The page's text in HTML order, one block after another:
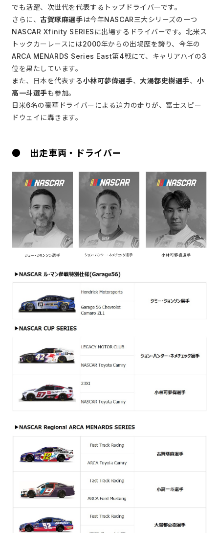
でも活躍、次世代を代表するトップドライバーです。
さらに、古賀琢麻選手は今年NASCAR三大シリーズの一つ
NASCAR Xfinity SERIESに出場するドライバーです。北米ス
トックカーレースには2000年からの出場歴を誇り、今年の
ARCA MENARDS Series East第4戦にて、キャリアハイの3
位を果たしています。
また、日本を代表する小林可夢偉選手、大湯都史樹選手、 小
高一斗選手も参加。
日米6名の豪華ドライバーによる迫力の走りが、富士スピー
ドウェイに轟きます。
● 出走車両・ドライバー